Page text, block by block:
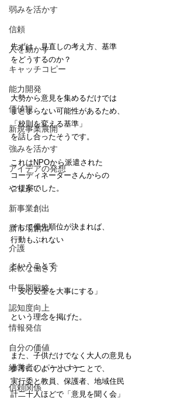
弱みを活かす
信頼
人を動かす
キャッチコピー
能力開発
価値観
新規事業展開
強みを活かす
アイデアの発想
やりがい
新事業創出
新市場創出
介護
柔軟な働き方
中長期戦略
認知度向上
情報発信
自分の価値
経営者のパートナー
信頼関係
先ずは、見直しの考え方、基準
をどうするのか？
大勢から意見を集めるだけでは
まとまらない可能性があるため、
「校則を変える基準」
を話し合ったそうです。
これはNPOから派遣された
コーディネーターさんからの
ご提案でした。
そして優先順位が決まれば、
行動もぶれない
ということで
「安心安全を大事にする」
という理念を掲げた。
また、子供だけでなく大人の意見も
参考にしようということで、
実行委と教員、保護者、地域住民
計二十人ほどで「意見を聞く会」